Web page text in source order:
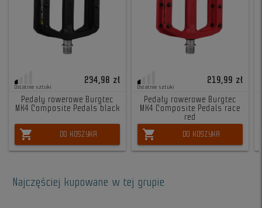
Ostatnie sztuki
234,98 zł
Pedały rowerowe Burgtec
MK4 Composite Pedals black
shopping_cart DO KOSZYKA
Ostatnie sztuki
219,99 zł
Pedały rowerowe Burgtec
MK4 Composite Pedals race
red
shopping_cart DO KOSZYKA
Najczęściej kupowane w tej grupie